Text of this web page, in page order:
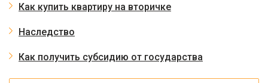
Как купить квартиру на вторичке
Наследство
Как получить субсидию от государства